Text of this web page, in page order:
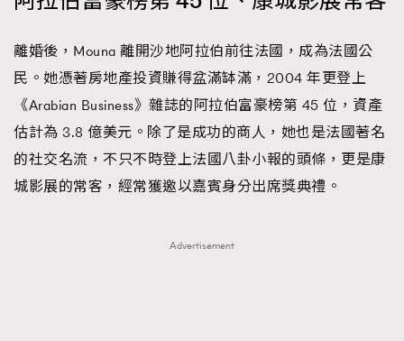
離婚後，Mouna 離開沙地阿拉伯前往法國，成為法國公
民。她憑著房地產投資賺得盆滿缽滿，2004 年更登上
《Arabian Business》雜誌的阿拉伯富豪榜第 45 位，資產
估計為 3.8 億美元。除了是成功的商人，她也是法國著名
的社交名流，不只不時登上法國八卦小報的頭條，更是康
城影展的常客，經常獲邀以嘉賓身分出席獎典禮。
Advertisement